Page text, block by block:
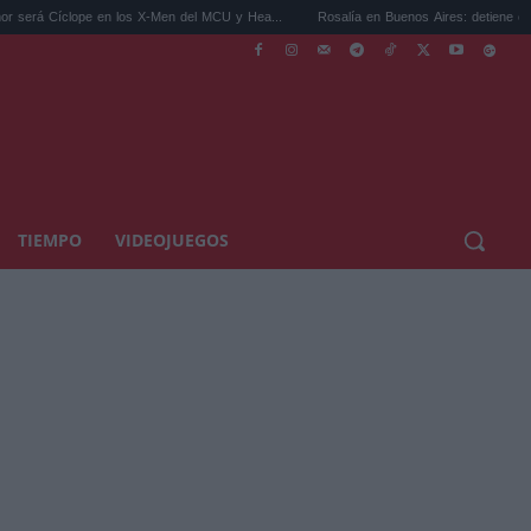
en los X-Men del MCU y Hea... Rosalía en Buenos Aires: detiene el tráfico y se s...
TIEMPO VIDEOJUEGOS